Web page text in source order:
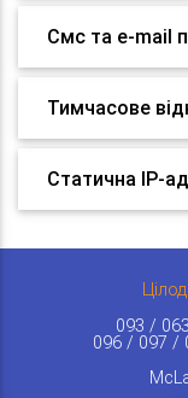
Смс та e-mail
Тимчасове
Статична IP-
093 /
096 / 097 /